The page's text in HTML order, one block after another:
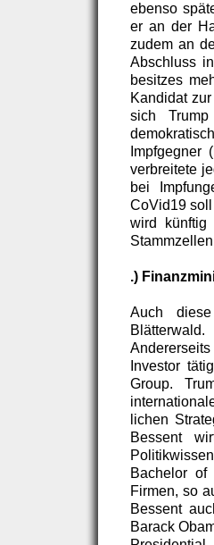
ebenso
er an der
zudem an
Abschluss
besitzes
Kandidat
sich
Impfgegner
verbreitete
bei
CoVid19
wird künftig
.)
Auch
Investor
Group.
lichen
Bessent
Bachelor
Firmen, so
Bessent
Barack